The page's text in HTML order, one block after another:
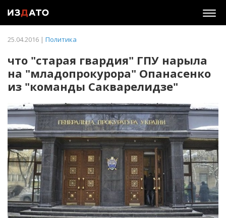
25.04.2016 | Политика
что "старая гвардия" ГПУ нарыла
на "младопрокурора" Опанасенко
из "команды Сакварелидзе"